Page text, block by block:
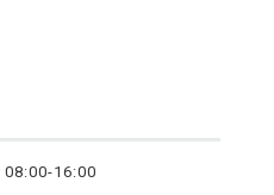
08:00-16:00